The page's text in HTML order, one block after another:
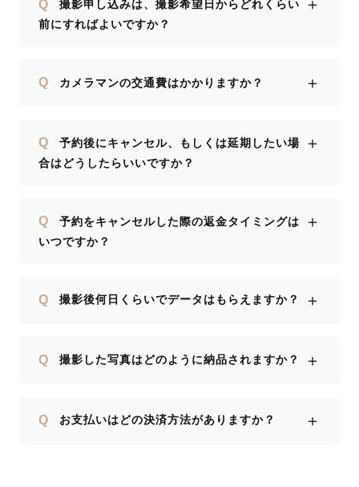
Q
撮影申し込みは、撮影希望日からどれくらい
前にすればよいですか？
＋
Q カメラマンの交通費はかかりますか？ ＋
Q
予約後にキャンセル、もしくは延期したい場
合はどうしたらいいですか？
＋
Q
予約をキャンセルした際の返金タイミングは
いつですか？
＋
Q 撮影後何日くらいでデータはもらえますか？ ＋
Q 撮影した写真はどのように納品されますか？ ＋
Q お支払いはどの決済方法がありますか？ ＋